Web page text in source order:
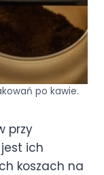
po kawie.
przy
ich
koszach na